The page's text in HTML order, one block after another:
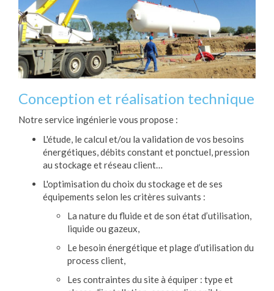
Conception et réalisation technique
Notre service ingénierie vous propose :
L'étude, le calcul et/ou la validation de vos besoins
énergétiques, débits constant et ponctuel, pression
au stockage et réseau client…
L'optimisation du choix du stockage et de ses
équipements selon les critères suivants :
La nature du fluide et de son état d’utilisation,
liquide ou gazeux,
Le besoin énergétique et plage d’utilisation du
process client,
Les contraintes du site à équiper : type et